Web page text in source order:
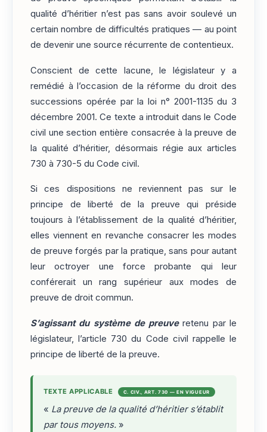
qualité d’héritier n’est pas sans avoir soulevé un
certain nombre de difficultés pratiques — au point
de devenir une source récurrente de contentieux.
Conscient de cette lacune, le législateur y a
remédié à l’occasion de la réforme du droit des
successions opérée par la loi n° 2001-1135 du 3
décembre 2001. Ce texte a introduit dans le Code
civil une section entière consacrée à la preuve de
la qualité d’héritier, désormais régie aux articles
730 à 730-5 du Code civil.
Si ces dispositions ne reviennent pas sur le
principe de liberté de la preuve qui préside
toujours à l’établissement de la qualité d’héritier,
elles viennent en revanche consacrer les modes
de preuve forgés par la pratique, sans pour autant
leur octroyer une force probante qui leur
conférerait un rang supérieur aux modes de
preuve de droit commun.
S’agissant du système de preuveretenu par le
législateur, l’article 730 du Code civil rappelle le
principe de liberté de la preuve.
TEXTE APPLICABLE C. CIV., ART. 730 — EN VIGUEUR
« La preuve de la qualité d’héritier s’établit
par tous moyens. »